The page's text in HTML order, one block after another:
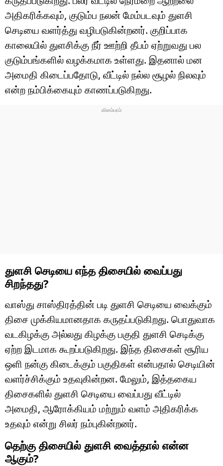
அதிகரிக்கவும், குடும்ப நலன் மேம்படவும் துளசி
செடியை வளர்த்து வழிபடுகின்றனர். குறிப்பாக
காலையில் துளசிக்கு நீர் ஊற்றி தீபம் ஏற்றுவது பல
குடும்பங்களில் வழக்கமாக உள்ளது. இதனால் மன
அமைதி கிடைப்பதோடு, வீட்டில் நல்ல சூழல் நிலவும்
என்ற நம்பிக்கையும் காணப்படுகிறது.
துளசி செடியை எந்த திசையில் வைப்பது
சிறந்தது?
வாஸ்து சாஸ்திரத்தின் படி துளசி செடியை வைக்கும்
திசை முக்கியமானதாக கருதப்படுகிறது. பொதுவாக
வடகிழக்கு அல்லது கிழக்கு பகுதி துளசி செடிக்கு
ஏற்ற இடமாக கூறப்படுகிறது. இந்த திசைகள் சூரிய
ஒளி நன்கு கிடைக்கும் பகுதிகள் என்பதால் செடியின்
வளர்ச்சிக்கும் உதவுகின்றன. மேலும், இத்தகைய
திசைகளில் துளசி செடியை வைப்பது வீட்டில்
அமைதி, ஆரோக்கியம் மற்றும் வளம் அதிகரிக்க
உதவும் என்று சிலர் நம்புகின்றனர்.
தெற்கு திசையில் துளசி வைத்தால் என்ன
ஆகும்?